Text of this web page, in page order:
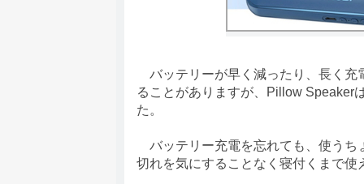
バッテリーが早く減ったり、長く充
ることがありますが、Pillow Speaker
た。
バッテリー充電を忘れても、使うち
切れを気にすることなく寝付くまで使